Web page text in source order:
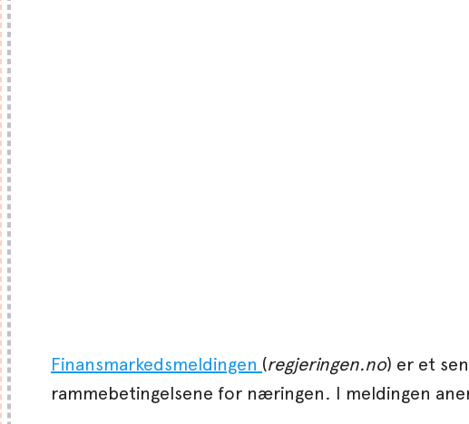
Finansmarkedsmeldingen (regjeringen.no) er et
rammebetingelsene for næringen. I meldingen